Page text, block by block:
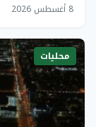
8 أغسطس 2026
محليات